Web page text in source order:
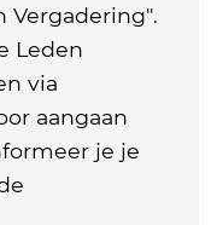
Vergadering".
Leden
via
aangaan
je je